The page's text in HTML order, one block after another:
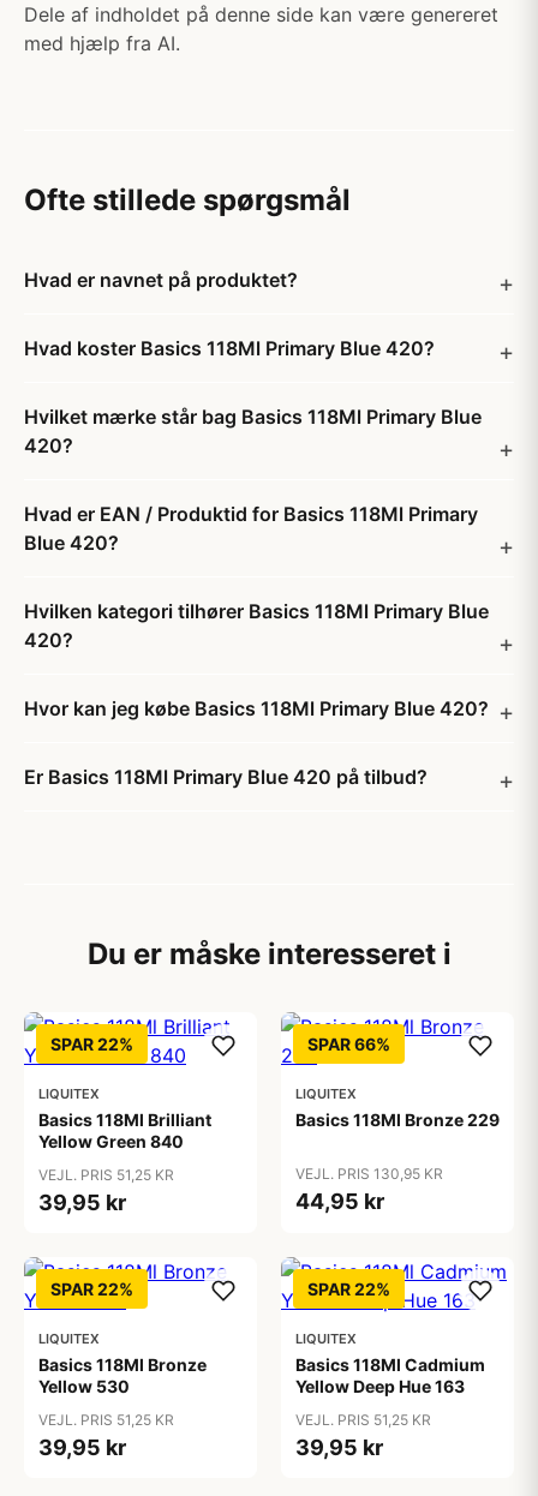
Dele af indholdet på denne side kan være genereret
med hjælp fra AI.
Ofte stillede spørgsmål
Hvad er navnet på produktet?
Hvad koster Basics 118Ml Primary Blue 420?
Hvilket mærke står bag Basics 118Ml Primary Blue
420?
Hvad er EAN / Produktid for Basics 118Ml Primary
Blue 420?
Hvilken kategori tilhører Basics 118Ml Primary Blue
420?
Hvor kan jeg købe Basics 118Ml Primary Blue 420?
Er Basics 118Ml Primary Blue 420 på tilbud?
Du er måske interesseret i
SPAR 22%
LIQUITEX
Basics 118Ml Brilliant
Yellow Green 840
VEJL. PRIS 51,25 KR
39,95 kr
SPAR 66%
LIQUITEX
Basics 118Ml Bronze 229
VEJL. PRIS 130,95 KR
44,95 kr
SPAR 22%
LIQUITEX
Basics 118Ml Bronze
Yellow 530
VEJL. PRIS 51,25 KR
39,95 kr
SPAR 22%
LIQUITEX
Basics 118Ml Cadmium
Yellow Deep Hue 163
VEJL. PRIS 51,25 KR
39,95 kr